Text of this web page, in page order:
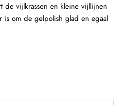
de vijlkrassen en kleine vijllijnen
is om de gelpolish glad en egaal